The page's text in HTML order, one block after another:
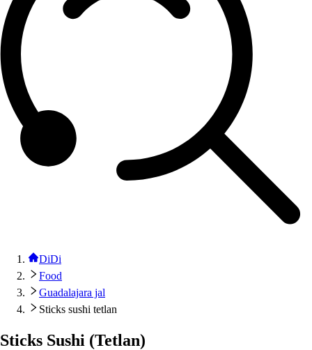
DiDi
Food
Guadalajara jal
Sticks sushi tetlan
Sticks Sushi (Tetlan)